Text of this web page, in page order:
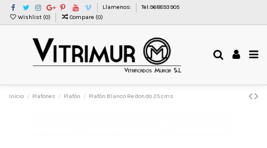
Llamenos:
Tel:968893905
Wishlist (0) Compare (0)
Inicio Plafones Plafón Plafón Blanco Redondo 25 cms